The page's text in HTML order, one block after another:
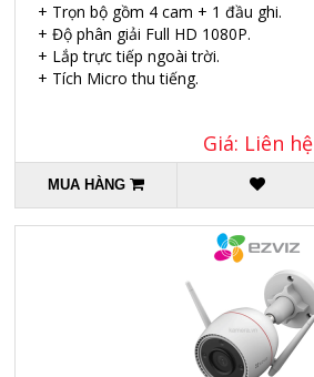
+ Trọn bộ gồm 4 cam + 1 đầu ghi.
+ Độ phân giải Full HD 1080P.
+ Lắp trực tiếp ngoài trời.
+ Tích Micro thu tiếng.
Giá: Liên hệ
MUA HÀNG